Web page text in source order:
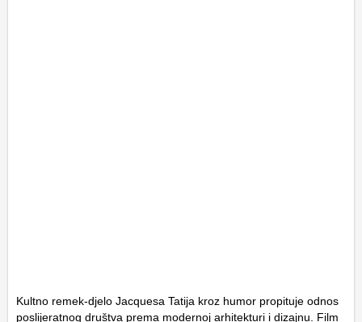
Kultno remek-djelo Jacquesa Tatija kroz humor propituje odnos
poslijeratnog društva prema modernoj arhitekturi i dizajnu. Film